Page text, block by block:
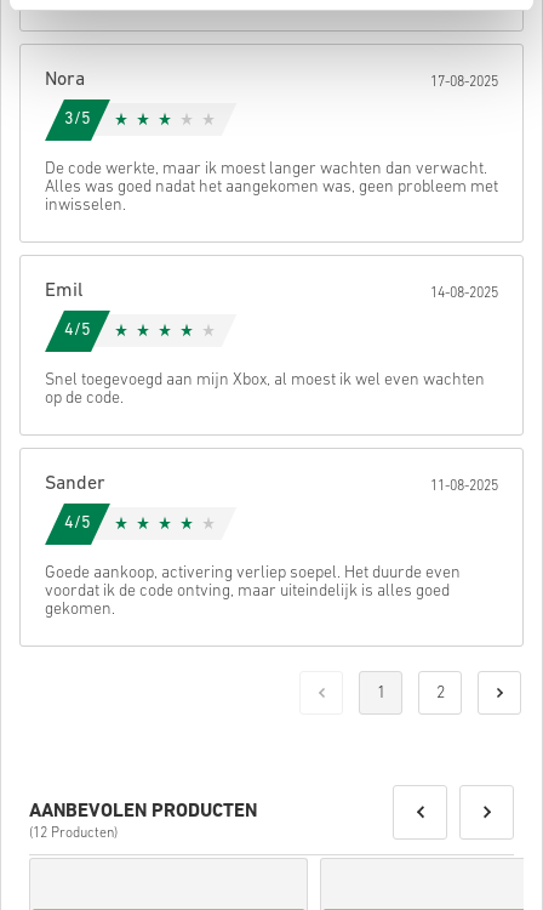
bekijken.
Nora 17-08-2025
3/5
De code werkte, maar ik moest langer wachten dan verwacht.
Alles was goed nadat het aangekomen was, geen probleem met
inwisselen.
Emil 14-08-2025
4/5
Snel toegevoegd aan mijn Xbox, al moest ik wel even wachten
op de code.
Sander 11-08-2025
4/5
Goede aankoop, activering verliep soepel. Het duurde even
voordat ik de code ontving, maar uiteindelijk is alles goed
gekomen.
1 2
AANBEVOLEN PRODUCTEN
(12 Producten)